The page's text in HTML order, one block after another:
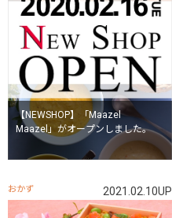
【NEWSHOP】「Maazel
Maazel」がオープンしました。
おかず 2021.02.10UP